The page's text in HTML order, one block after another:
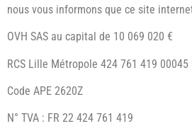
nous vous informons que ce site
OVH SAS au capital de 10 069 020 €
RCS Lille Métropole 424 761 419 00045
Code APE 2620Z
N° TVA : FR 22 424 761 419